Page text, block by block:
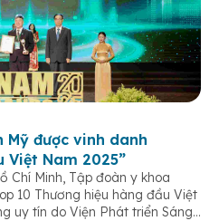
Mỹ được vinh danh
Việt Nam 2025”
Chí Minh, Tập đoàn y khoa
10 Thương hiệu hàng đầu Việt
uy tín do Viện Phát triển Sáng